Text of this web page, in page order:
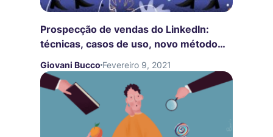
Prospecção de vendas do LinkedIn:
técnicas, casos de uso, novo método
testado
Giovani Bucco Fevereiro 9, 2021